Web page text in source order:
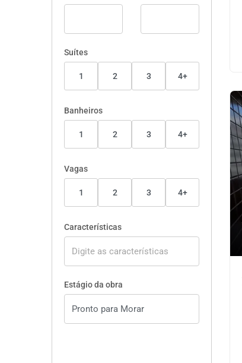
Suítes
1 2 3 4+
Banheiros
1 2 3 4+
Vagas
1 2 3 4+
Características
Estágio da obra